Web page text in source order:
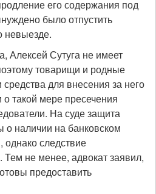
его содержания под
было отпустить
невыезде.
Алексей Сутуга не имеет
товарищи и родные
для внесения за него
такой мере пресечения
На суде защита
о наличии на банковском
однако следствие
Тем не менее, адвокат заявил,
предоставить